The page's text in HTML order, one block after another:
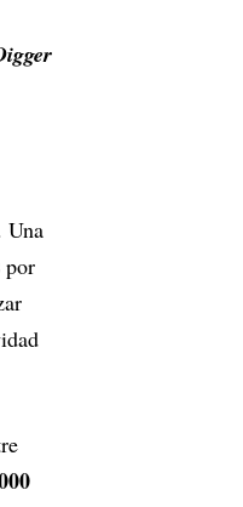
Una
por